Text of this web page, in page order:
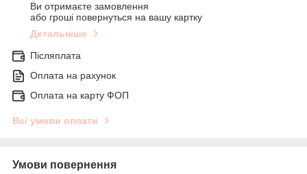
Ви отримаєте замовлення
або гроші повернуться на вашу картку
Детальніше
Післяплата
Оплата на рахунок
Оплата на карту ФОП
Всі умови оплати
Умови повернення